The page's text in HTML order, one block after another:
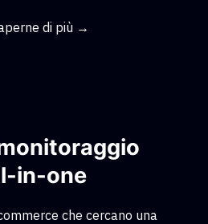
di più →
in-one
che cercano una